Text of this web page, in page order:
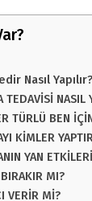
Nasıl Yapılır?
TEDAVİSİ NASIL
TÜRLÜ BEN
KİMLER
YAN
MI?
VERİR Mİ?